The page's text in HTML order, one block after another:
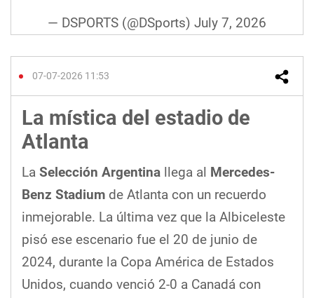
— DSPORTS (@DSports) July 7, 2026
07-07-2026 11:53
La mística del estadio de
Atlanta
La Selección Argentina llega al Mercedes-
Benz Stadium de Atlanta con un recuerdo
inmejorable. La última vez que la Albiceleste
pisó ese escenario fue el 20 de junio de
2024, durante la Copa América de Estados
Unidos, cuando venció 2-0 a Canadá con